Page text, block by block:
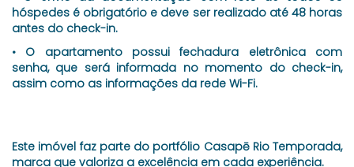
hóspedes é obrigatório e deve ser realizado até 48 horas
antes do check-in.
• O apartamento possui fechadura eletrônica com
senha, que será informada no momento do check-in,
assim como as informações da rede Wi-Fi.
Este imóvel faz parte do portfólio Casapē Rio Temporada,
marca que valoriza a excelência em cada experiência.